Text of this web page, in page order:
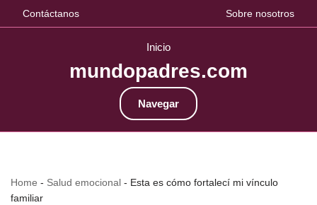
Contáctanos Sobre nosotros
Inicio
mundopadres.com
Navegar
Home - Salud emocional - Esta es cómo fortalecí mi vínculo
familiar